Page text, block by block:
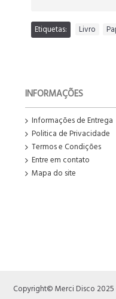
Etiquetas: Livro
INFORMAÇÕES
Informações de Entrega
Politica de Privacidade
Termos e Condições
Entre em contato
Mapa do site
Copyright© Merci Disco